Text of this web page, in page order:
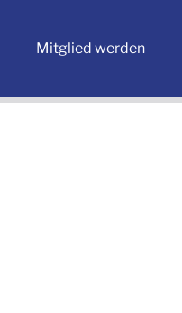
Mitglied werden